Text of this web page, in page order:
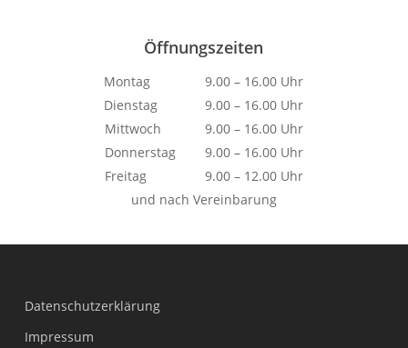
Öffnungszeiten
Montag 9.00 – 16.00 Uhr
Dienstag 9.00 – 16.00 Uhr
Mittwoch 9.00 – 16.00 Uhr
Donnerstag 9.00 – 16.00 Uhr
Freitag 9.00 – 12.00 Uhr
und nach Vereinbarung
Datenschutzerklärung
Impressum